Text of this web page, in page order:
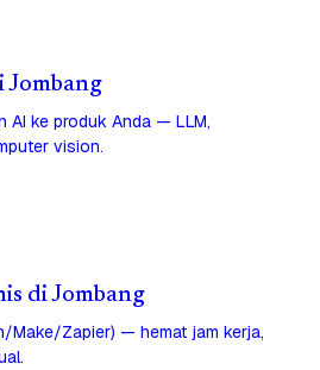
Jombang
AI ke produk Anda — LLM,
vision.
di Jombang
Make/Zapier) — hemat jam kerja,